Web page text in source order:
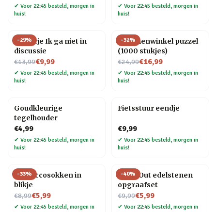
✔ Voor 22:45 besteld, morgen in
huis!
✔ Voor 22:45 besteld, morgen in
huis!
-29%
Tegeltje Ik ga niet in
discussie
€13,99
Nu voor€9,99
✔ Voor 22:45 besteld, morgen in
huis!
-32%
Bloemenwinkel puzzel
(1000 stukjes)
€24,99
Nu voor€16,99
✔ Voor 22:45 besteld, morgen in
huis!
Goudkleurige
tegelhouder
€4,99
✔ Voor 22:45 besteld, morgen in
huis!
Fietsstuur eendje
€9,99
✔ Voor 22:45 besteld, morgen in
huis!
-33%
Proseccosokken in
blikje
€8,99
Nu voor€5,99
✔ Voor 22:45 besteld, morgen in
-40%
Dig It Out edelstenen
opgraafset
€9,99
Nu voor€5,99
✔ Voor 22:45 besteld, morgen in